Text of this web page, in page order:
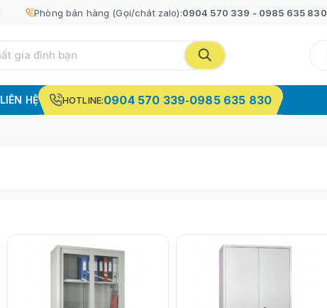
Phòng bán hàng (Gọi/chát zalo):0904 570 339 - 0985 635 830
LIÊN HỆ HOTLINE:0904 570 339-0985 635 830